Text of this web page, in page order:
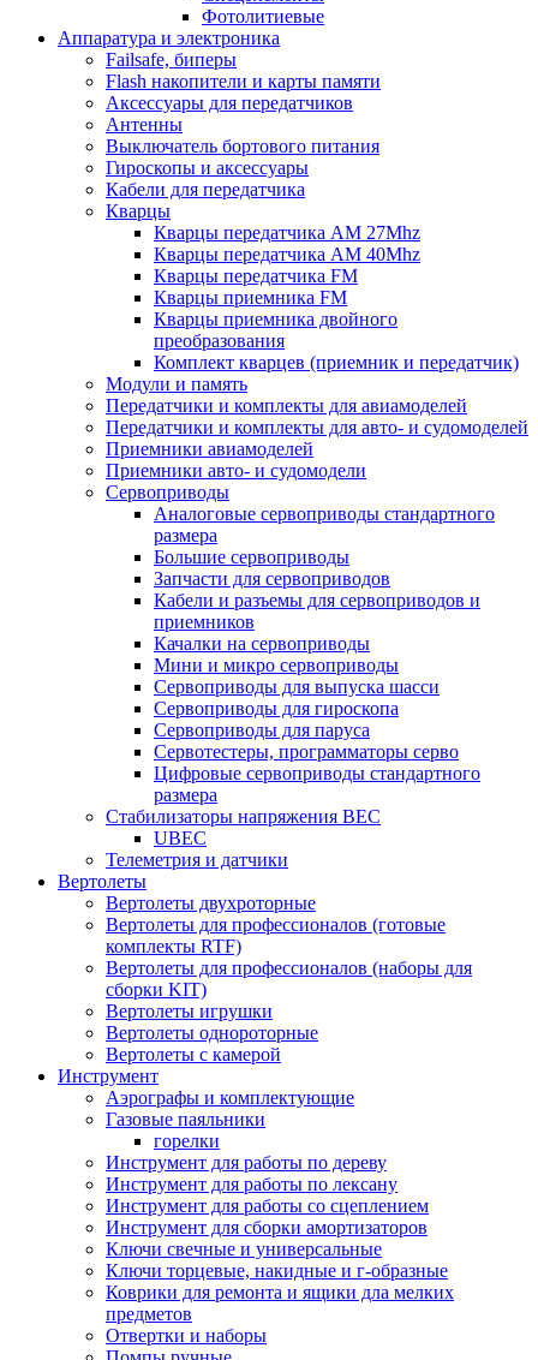
Фотолитиевые
Аппаратура и электроника
Failsafe, биперы
Flash накопители и карты памяти
Аксессуары для передатчиков
Антенны
Выключатель бортового питания
Гироскопы и аксессуары
Кабели для передатчика
Кварцы
Кварцы передатчика AM 27Mhz
Кварцы передатчика AM 40Mhz
Кварцы передатчика FM
Кварцы приемника FM
Кварцы приемника двойного
преобразования
Комплект кварцев (приемник и передатчик)
Модули и память
Передатчики и комплекты для авиамоделей
Передатчики и комплекты для авто- и судомоделей
Приемники авиамоделей
Приемники авто- и судомодели
Сервоприводы
Аналоговые сервоприводы стандартного
размера
Большие сервоприводы
Запчасти для сервоприводов
Кабели и разъемы для сервоприводов и
приемников
Качалки на сервоприводы
Мини и микро сервоприводы
Сервоприводы для выпуска шасси
Сервоприводы для гироскопа
Сервоприводы для паруса
Сервотестеры, программаторы серво
Цифровые сервоприводы стандартного
размера
Стабилизаторы напряжения BEC
UBEC
Телеметрия и датчики
Вертолеты
Вертолеты двухроторные
Вертолеты для профессионалов (готовые
комплекты RTF)
Вертолеты для профессионалов (наборы для
сборки KIT)
Вертолеты игрушки
Вертолеты однороторные
Вертолеты с камерой
Инструмент
Аэрографы и комплектующие
Газовые паяльники
горелки
Инструмент для работы по дереву
Инструмент для работы по лексану
Инструмент для работы со сцеплением
Инструмент для сборки амортизаторов
Ключи свечные и универсальные
Ключи торцевые, накидные и г-образные
Коврики для ремонта и ящики дла мелких
предметов
Отвертки и наборы